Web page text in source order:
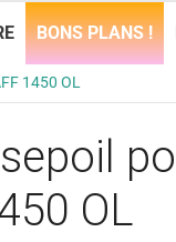
BONS PLANS !
1450 OL
OL